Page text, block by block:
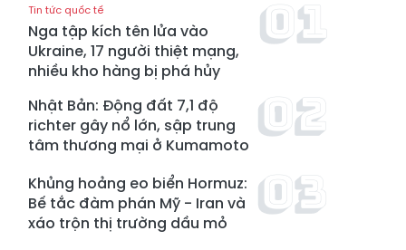
Tin tức quốc tế
Nga tập kích tên lửa vào
Ukraine, 17 người thiệt mạng,
nhiều kho hàng bị phá hủy
Nhật Bản: Động đất 7,1 độ
richter gây nổ lớn, sập trung
tâm thương mại ở Kumamoto
Khủng hoảng eo biển Hormuz:
Bế tắc đàm phán Mỹ - Iran và
xáo trộn thị trường dầu mỏ